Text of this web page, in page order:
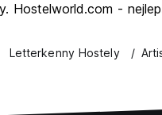
Hostelworld.com -
Letterkenny Hostely